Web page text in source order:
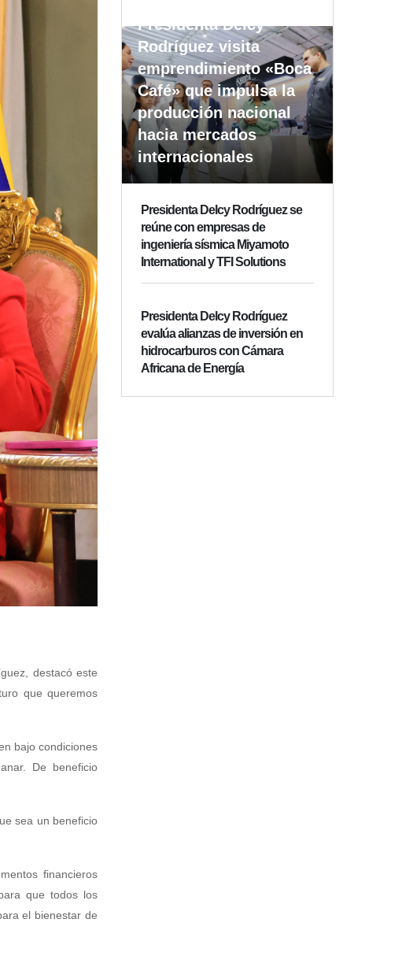
destacó este
que queremos
bajo condiciones
De beneficio
sea un beneficio
financieros
que todos los
el bienestar de
Presidenta Delcy
Rodríguez visita
emprendimiento «Boca
Café» que impulsa la
producción nacional
hacia mercados
internacionales
Presidenta Delcy Rodríguez se
reúne con empresas de
ingeniería sísmica Miyamoto
International y TFI Solutions
Presidenta Delcy Rodríguez
evalúa alianzas de inversión en
hidrocarburos con Cámara
Africana de Energía